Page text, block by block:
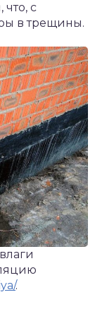
с
в трещины.
.